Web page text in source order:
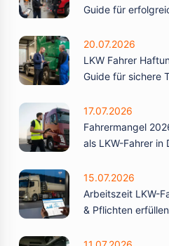
Guide für
20.07.2026
LKW Fahrer
Guide für sichere
17.07.2026
Fahrermangel
als LKW-Fahrer in
15.07.2026
Arbeitszeit LKW-
& Pflichten